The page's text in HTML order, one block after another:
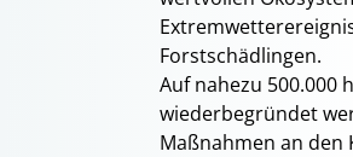
Forstschädlingen.
Auf nahezu 500.000
wiederbegründet
Maßnahmen an den